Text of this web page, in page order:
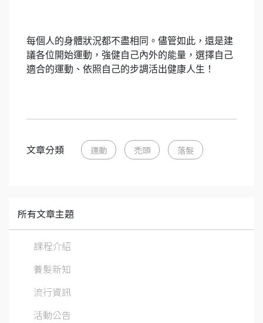
每個人的身體狀況都不盡相同。儘管如此，還是建
議各位開始運動，強健自己內外的能量，選擇自己
適合的運動、依照自己的步調活出健康人生！
文章分類 運動 禿頭 落髮
所有文章主題
課程介紹
養髮新知
流行資訊
活動公告